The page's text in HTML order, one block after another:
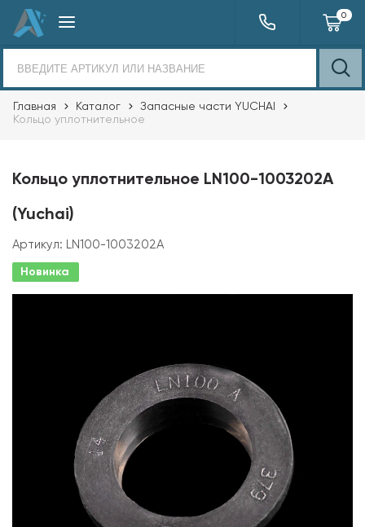
0
Главная Каталог
Запасные части YUCHAI
Кольцо уплотнительное
Кольцо уплотнительное LN100-1003202A
(Yuchai)
Артикул: LN100-1003202A
Новинка